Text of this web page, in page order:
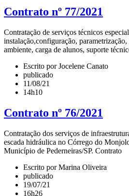
Contrato nº 77/2021
Contratação de serviços técnicos
instalação,configuração,
ambiente, carga de alunos, suporte
Escrito por Jocelene Canato
publicado
11/08/21
14h10
Contrato nº 76/2021
Contratação dos serviços de
escada hidráulica no Córrego do
Município de Pederneiras/SP. Contrato
Escrito por Marina Oliveira
publicado
19/07/21
16h26